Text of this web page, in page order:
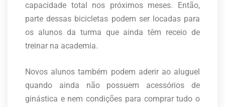
capacidade total nos próximos meses. Então,
parte dessas bicicletas podem ser locadas para
os alunos da turma que ainda têm receio de
treinar na academia.
Novos alunos também podem aderir ao aluguel
quando ainda não possuem acessórios de
ginástica e nem condições para comprar tudo o